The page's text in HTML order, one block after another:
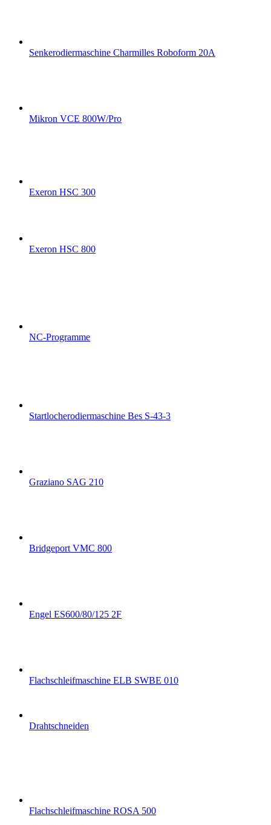
Senkerodiermaschine Charmilles Roboform 20A
Mikron VCE 800W/Pro
Exeron HSC 300
Exeron HSC 800
NC-Programme
Startlocherodiermaschine Bes S-43-3
Graziano SAG 210
Bridgeport VMC 800
Engel ES600/80/125 2F
Flachschleifmaschine ELB SWBE 010
Drahtschneiden
Flachschleifmaschine ROSA 500